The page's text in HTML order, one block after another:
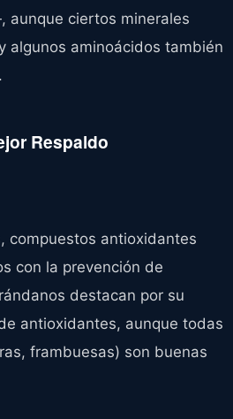
aunque ciertos minerales
algunos aminoácidos también
Respaldo
compuestos antioxidantes
con la prevención de
destacan por su
antioxidantes, aunque todas
frambuesas) son buenas